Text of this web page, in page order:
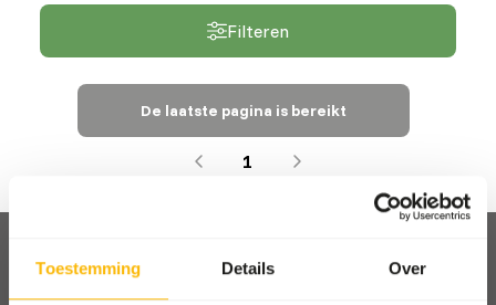
Toestemming Details Over
Filteren
De laatste pagina is bereikt
1